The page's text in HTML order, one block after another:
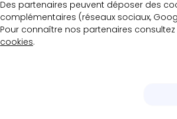
14 % près
En
Des partenaires peuvent déposer des
complémentaires (réseaux sociaux,
Pour connaître nos partenaires
cookies.